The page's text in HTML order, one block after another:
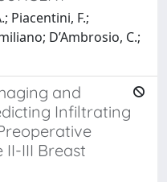
Piacentini, F.;
D’Ambrosio, C.;
and
Infiltrating
II-III Breast